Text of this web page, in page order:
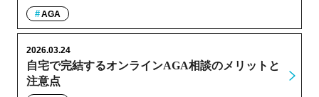
AGA
自宅で完結するオンラインAGA相談のメリットと
注意点
2026.03.24